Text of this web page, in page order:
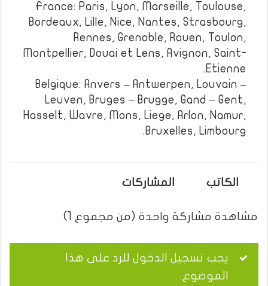
France: Paris, Lyon, Marseille, Toulouse,
Bordeaux, Lille, Nice, Nantes, Strasbourg,
Rennes, Grenoble, Rouen, Toulon,
Montpellier, Douai et Lens, Avignon, Saint-
Etienne.
Belgique: Anvers – Antwerpen, Louvain –
Leuven, Bruges – Brugge, Gand – Gent,
Hasselt, Wavre, Mons, Liege, Arlon, Namur,
Bruxelles, Limbourg.
الكاتب المشاركات
مشاهدة مشاركة واحدة (من مجموع 1)
يجب تسجيل الدخول للرد على هذا
الموضوع.